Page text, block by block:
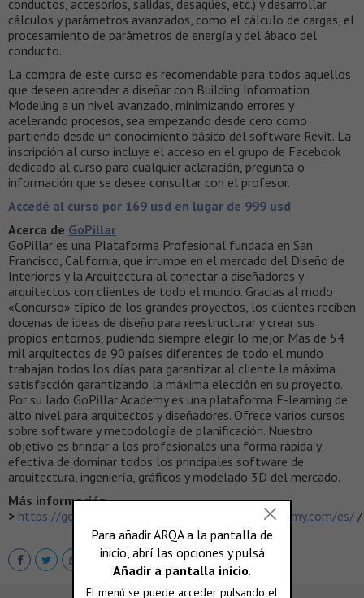
conductos, accesorios, salidas, desagües, etc.) y desarrollar
cálculos y parámetros avanzados, como el cálculo de cargas, el
procesamiento de parámetros de energía y del ábaco del
conducto.
La compra de este curso es recomendable para todos aquellos
que deseen aprender a diseñar con Building Information
Modeling a un nivel avanzado, minimizando errores y
acelerando procesos, sea empezando desde cero como
partiendo desde un conocimiento básico del software Revit. La
inscripción al curso incluye el acceso en el grupo de Facebook
dedicado al curso para cualquier aclaración, pregunta o
información que se desee consultar con el profesor.
Accedé al curso por 169 usd en lugar de 999 usd
Acerca de GoPillar
GoPillar es una Plataforma Profesional fundada en San
Francisco, California, que irrumpe en el mercado del Diseño de
Interiores y la Arquitectura al conectar a diseñadores y
arquitectos con clientes de todo el mundo. Gracias al modo
«Concurso» típico de los grandes proyectos, los clientes reciben
docenas de ideas de diseño para reestructurar y crear sus
propios entornos, pudiendo siempre elegir lo mejor. Más de 54
mil arquitectos de 90 países diferentes de todo el mundo
trabajan todos los días para garantizar al cliente la máxima
satisfacción garantizando la máxima elección en su proyecto.
Por su lado GoPillar Academy es una plataforma E-learning de
alto nivel para arquitectos y diseñadores. Ofrece varios cursos
sobre software y metodología de planificación. Nuestro
objetivo es brindar a los profesionales una forma rápida y
efectiva de dominar todos los principales software de
arquitectura, ingeniería, gráficos y modelado 3D del mercado.
Más información
> https://gopillar.com/ https://www.gopillaracademy.com/es/